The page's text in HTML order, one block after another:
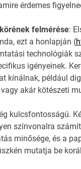
érdemes
felmérése:
ezt a honlapján (
technológiák
igényeinek.
kínálnak, például
akár kötészeti
kulcsfontosságú.
színvonalra
minősége, és a
mutatja be